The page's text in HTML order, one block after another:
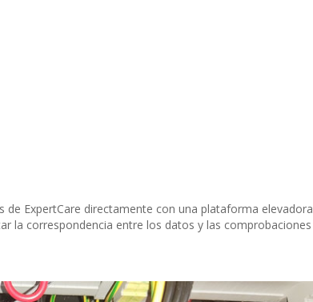
ExpertCare directamente con una plataforma elevadora
la correspondencia entre los datos y las comprobaciones